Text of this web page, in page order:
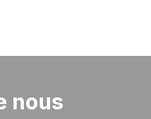
nous